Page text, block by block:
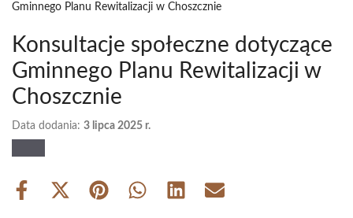
Gminnego Planu Rewitalizacji w Choszcznie
Konsultacje społeczne dotyczące
Gminnego Planu Rewitalizacji w
Choszcznie
Data dodania: 3 lipca 2025 r.
Share
Share Share Share Share Share